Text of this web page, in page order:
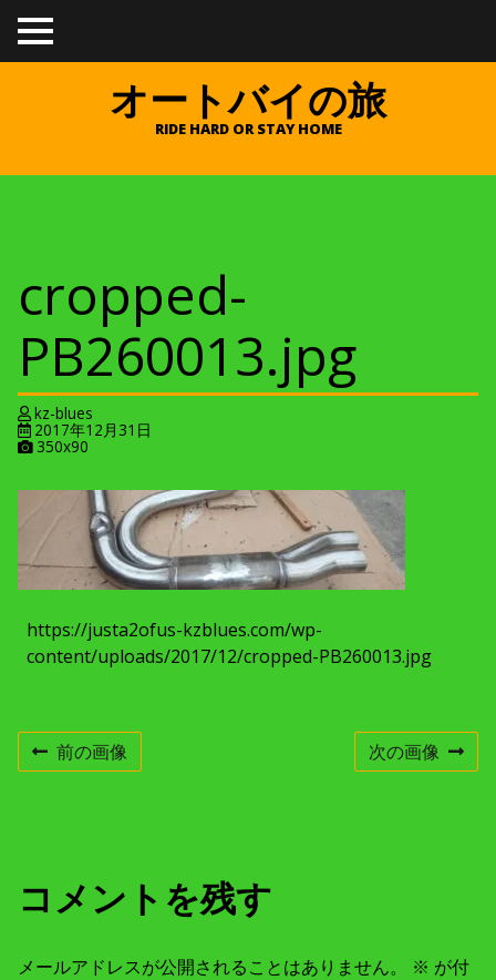
TO
GGL
オートバイの旅
RIDE HARD OR STAY HOME
cropped-
PB260013.jpg
kz-blues
2017年12月31日
A
a
m
e
t
e
o
i
o
n
350x90
https://justa2ofus-kzblues.com/wp-
content/uploads/2017/12/cropped-PB260013.jpg
前の画像 次の画像
コメントを残す
メールアドレスが公開されることはありません。 ※ が付